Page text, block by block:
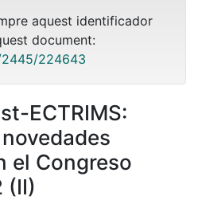
aquest identificador
document:
224643
ECTRIMS:
el Congreso
(II)